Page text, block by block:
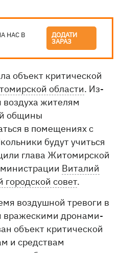
НАС В ДОДАТИ
ЗАРАЗ
объект критической
области. Из-
воздуха жителям
общины
в помещениях с
будут учиться
глава Житомирской
Виталий
городской совет.
воздушной тревоги в
вражескими дронами-
объект критической
и средствам